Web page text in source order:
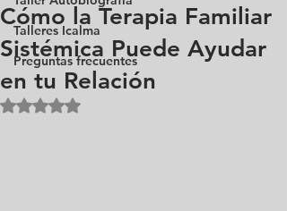
Talleres Icalma
Preguntas frecuentes
Cómo la Terapia Familiar
Sistémica Puede Ayudar
en tu Relación
Obtuvo NaN de 5 estrellas.